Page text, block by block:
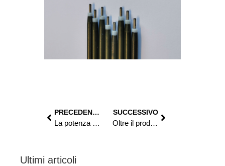
PRECEDENTE
La potenza dei dati in tempo reale: analizzare il processo produttivo con le statistiche – Backer OBR
SUCCESSIVO
Oltre il prodotto. Scopri l’azienda e i suoi servizi nel nuovo video corporate
Ultimi articoli